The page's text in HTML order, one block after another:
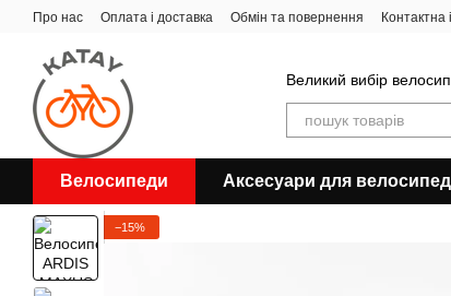
Перейти до основного контенту
Про нас Оплата і доставка Обмін та повернення Контактна
Великий вибір
Велосипеди Аксесуари для
−15%